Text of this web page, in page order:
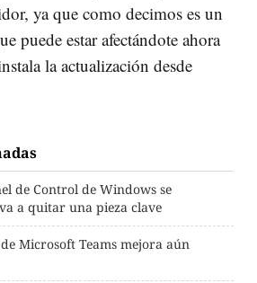
ya que como decimos es un
puede estar afectándote ahora
la actualización desde
de Control de Windows se
a quitar una pieza clave
Microsoft Teams mejora aún